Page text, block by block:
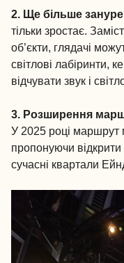
2. Ще більше
тільки зростає.
об’єкти, глядачі
світлові лабіринти,
відчувати звук і
3. Розширення
У 2025 році маршрут
пропонуючи
сучасні квартали